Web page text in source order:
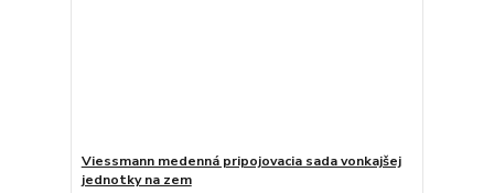
Viessmann medenná pripojovacia sada vonkajšej
jednotky na zem